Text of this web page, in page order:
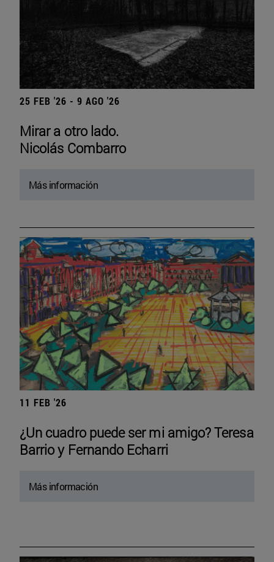
25 FEB '26 - 9 AGO '26
Mirar a otro lado.
Nicolás Combarro
Más información
11 FEB '26
¿Un cuadro puede ser mi amigo? Teresa
Barrio y Fernando Echarri
Más información